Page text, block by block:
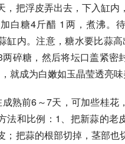
，把浮皮弄出去，下入缸内
白糖4斤醋 1两，煮沸。
缸内。注意，糖水要比蒜
碎糖，然后将坛口盖紧密
就成为白嫩如玉晶莹透亮味
熟前6～7天，可加些桂花
法和比例：1、把新蒜的老
；把蒜的根部切掉，茎部也